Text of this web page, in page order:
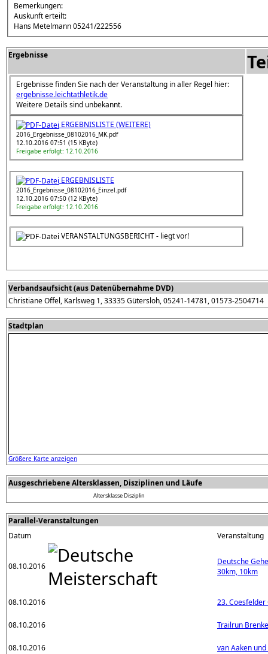
Bemerkungen:
Auskunft erteilt:
Hans Metelmann 05241/222556
Ergebnisse
Ergebnisse finden Sie nach der Veranstaltung in aller Regel hier:
ergebnisse.leichtathletik.de
Weitere Details sind unbekannt.
ERGEBNISLISTE (WEITERE)
2016_Ergebnisse_08102016_MK.pdf
12.10.2016 07:51 (15 KByte)
Freigabe erfolgt: 12.10.2016
ERGEBNISLISTE
2016_Ergebnisse_08102016_Einzel.pdf
12.10.2016 07:50 (12 KByte)
Freigabe erfolgt: 12.10.2016
VERANSTALTUNGSBERICHT - liegt vor!
Verbandsaufsicht (aus Datenübernahme DVD)
Christiane Offel, Karlsweg 1, 33335 Gütersloh, 05241-14781, 01573-2504714
Stadtplan
Größere Karte anzeigen
Ausgeschriebene Altersklassen, Disziplinen und Läufe
AltersklasseDisziplin
Parallel-Veranstaltungen
Datum
Veranstaltung
08.10.2016
Deutsche
30km, 10km
08.10.2016 23. Coesfelder
08.10.2016 Trailrun
08.10.2016 van Aaken